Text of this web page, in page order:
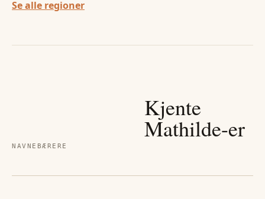
Se alle regioner
NAVNEBÆRERE
Kjente
Mathilde-er